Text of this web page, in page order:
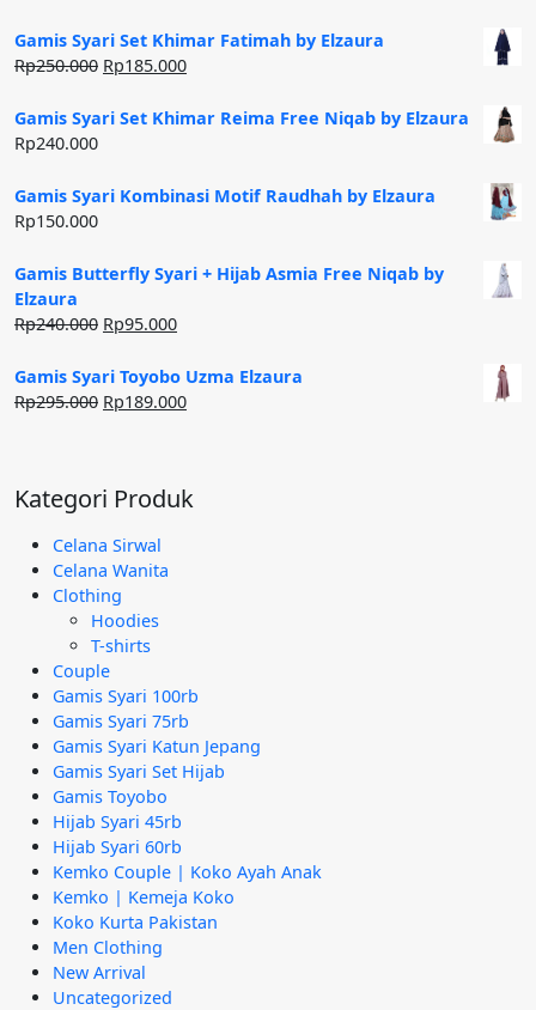
Gamis Syari Set Khimar Fatimah by Elzaura
Rp250.000 Harga
adalah:
Rp185.000Harga
ini
Gamis Syari Set Khimar Reima Free Niqab by Elzaura
Rp240.000
Gamis Syari Kombinasi Motif Raudhah by Elzaura
Rp150.000
Gamis Butterfly Syari + Hijab Asmia Free Niqab by
Elzaura
Rp240.000 Harga
adalah:
Rp240.000.
Rp95.000Harga
ini
adalah:
Gamis Syari Toyobo Uzma Elzaura
Rp295.000 Harga
Rp189.000Harga
Rp189.000.
Kategori Produk
Celana Sirwal
Celana Wanita
Clothing
Hoodies
T-shirts
Couple
Gamis Syari 100rb
Gamis Syari 75rb
Gamis Syari Katun Jepang
Gamis Syari Set Hijab
Gamis Toyobo
Hijab Syari 45rb
Hijab Syari 60rb
Kemko Couple | Koko Ayah Anak
Kemko | Kemeja Koko
Koko Kurta Pakistan
Men Clothing
New Arrival
Uncategorized